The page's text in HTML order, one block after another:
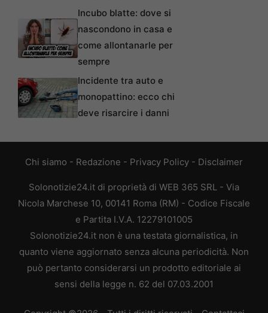
Incubo blatte: dove si
nascondono in casa e
come allontanarle per
sempre
Incidente tra auto e
monopattino: ecco chi
deve risarcire i danni
Chi siamo - Redazione - Privacy Policy - Disclaimer
Solonotizie24.it di proprietà di WEB 365 SRL - Via
Nicola Marchese 10, 00141 Roma (RM) - Codice Fiscale
e Partita I.V.A. 12279101005
Solonotizie24.it non è una testata giornalistica, in
quanto viene aggiornato senza alcuna periodicità. Non
può pertanto considerarsi un prodotto editoriale ai
sensi della legge n. 62 del 07.03.2001